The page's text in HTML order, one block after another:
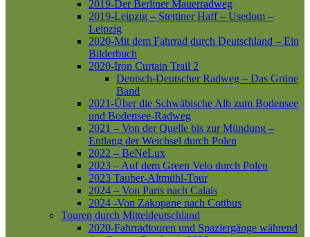
2019-Der Berliner Mauerradweg
2019-Leipzig – Stettiner Haff – Usedom –
Leipzig
2020-Mit dem Fahrrad durch Deutschland – Ein
Bilderbuch
2020-Iron Curtain Trail 2
Deutsch-Deutscher Radweg – Das Grüne
Band
2021-Über die Schwäbische Alb zum Bodensee
und Bodensee-Radweg
2021 – Von der Quelle bis zur Mündung –
Entlang der Weichsel durch Polen
2022 – BeNeLux
2023 – Auf dem Green Velo durch Polen
2023 Tauber-Altmühl-Tour
2024 – Von Paris nach Calais
2024 -Von Zakopane nach Cottbus
Touren durch Mitteldeutschland
2020-Fahrradtouren und Spaziergänge während